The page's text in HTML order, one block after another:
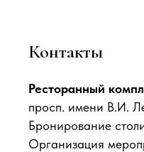
Контакты
Ресторанный
просп. имени В.И.
Бронирование
Организация